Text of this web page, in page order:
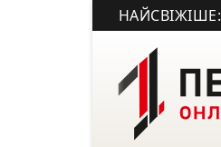
НАЙСВІЖІШЕ: